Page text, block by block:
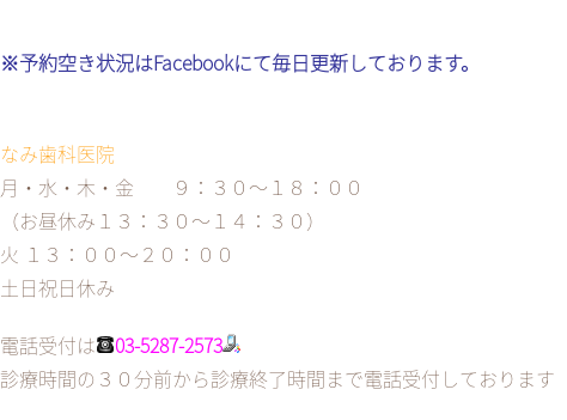
※予約空き状況はFacebookにて毎日更新しております。
なみ歯科医院
月・水・木・金 ９：３０～１８：００
（お昼休み１３：３０～１４：３０）
火 １３：００～２０：００
土日祝日休み
電話受付は
03-5287-2573
診療時間の３０分前から診療終了時間まで電話受付しております